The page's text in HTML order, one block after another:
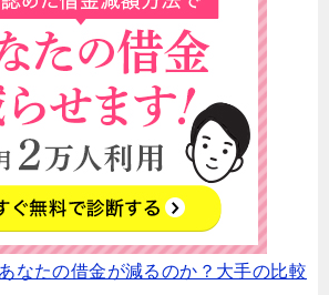
なたの借金が減るのか？大手の比較